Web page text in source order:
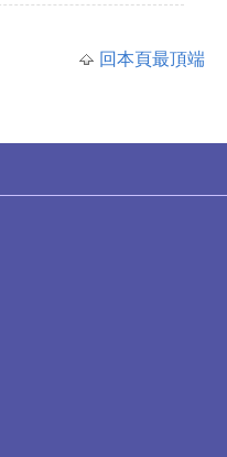
回本頁最頂端